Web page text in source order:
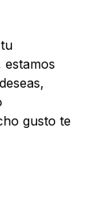
gusto te